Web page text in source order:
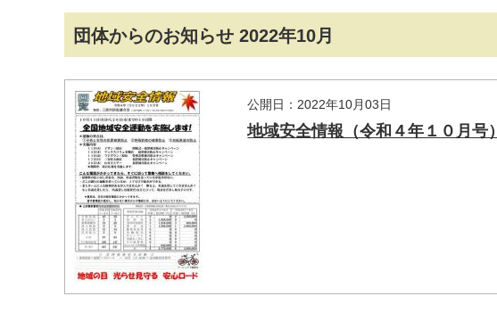
団体からのお知らせ 2022年10月
公開日：2022年10月03日
地域安全情報（令和４年１０月号）
マイメディア検索